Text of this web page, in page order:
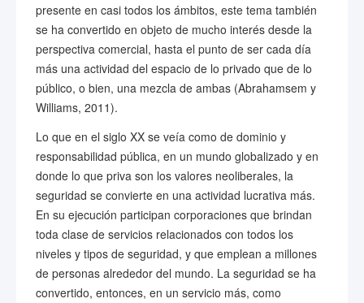
presente en casi todos los ámbitos, este tema también
se ha convertido en objeto de mucho interés desde la
perspectiva comercial, hasta el punto de ser cada día
más una actividad del espacio de lo privado que de lo
público, o bien, una mezcla de ambas (Abrahamsem y
Williams, 2011).
Lo que en el siglo XX se veía como de dominio y
responsabilidad pública, en un mundo globalizado y en
donde lo que priva son los valores neoliberales, la
seguridad se convierte en una actividad lucrativa más.
En su ejecución participan corporaciones que brindan
toda clase de servicios relacionados con todos los
niveles y tipos de seguridad, y que emplean a millones
de personas alrededor del mundo. La seguridad se ha
convertido, entonces, en un servicio más, como